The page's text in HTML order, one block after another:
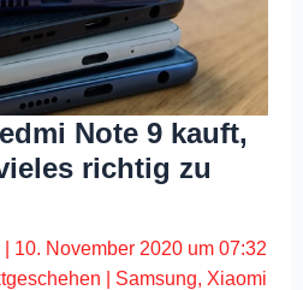
Note 9 kauft,
richtig zu
10. November 2020 um 07:32
Samsung, Xiaomi